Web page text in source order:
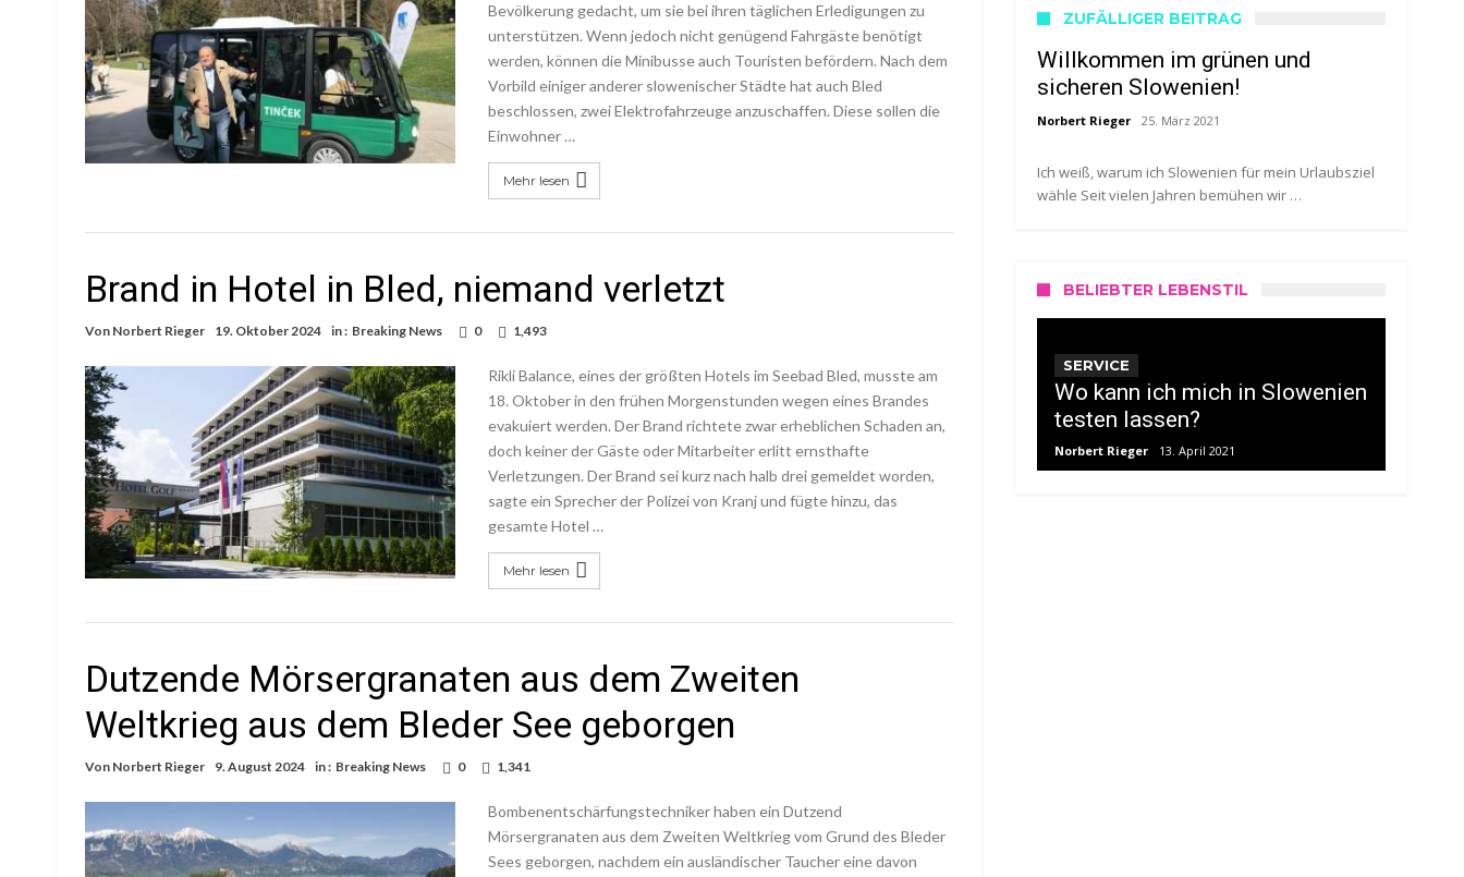
Bevölkerung gedacht, um sie bei ihren täglichen Erledigungen zu
unterstützen. Wenn jedoch nicht genügend Fahrgäste benötigt
werden, können die Minibusse auch Touristen befördern. Nach dem
Vorbild einiger anderer slowenischer Städte hat auch Bled
beschlossen, zwei Elektrofahrzeuge anzuschaffen. Diese sollen die
Einwohner …
Mehr lesen
Brand in Hotel in Bled, niemand verletzt
Von Norbert Rieger 19. Oktober 2024 in : Breaking News 0 1,493
Rikli Balance, eines der größten Hotels im Seebad Bled, musste am
18. Oktober in den frühen Morgenstunden wegen eines Brandes
evakuiert werden. Der Brand richtete zwar erheblichen Schaden an,
doch keiner der Gäste oder Mitarbeiter erlitt ernsthafte
Verletzungen. Der Brand sei kurz nach halb drei gemeldet worden,
sagte ein Sprecher der Polizei von Kranj und fügte hinzu, das
gesamte Hotel …
Mehr lesen
Dutzende Mörsergranaten aus dem Zweiten
Weltkrieg aus dem Bleder See geborgen
Von Norbert Rieger 9. August 2024 in : Breaking News 0 1,341
Bombenentschärfungstechniker haben ein Dutzend
Mörsergranaten aus dem Zweiten Weltkrieg vom Grund des Bleder
Sees geborgen, nachdem ein ausländischer Taucher eine davon
ZUFÄLLIGER BEITRAG
Willkommen im grünen und
sicheren Slowenien!
Norbert Rieger 25. März 2021
Ich weiß, warum ich Slowenien für mein Urlaubsziel
wähle Seit vielen Jahren bemühen wir …
BELIEBTER LEBENSTIL
SERVICE
Wo kann ich mich in Slowenien
testen lassen?
Norbert Rieger 13. April 2021